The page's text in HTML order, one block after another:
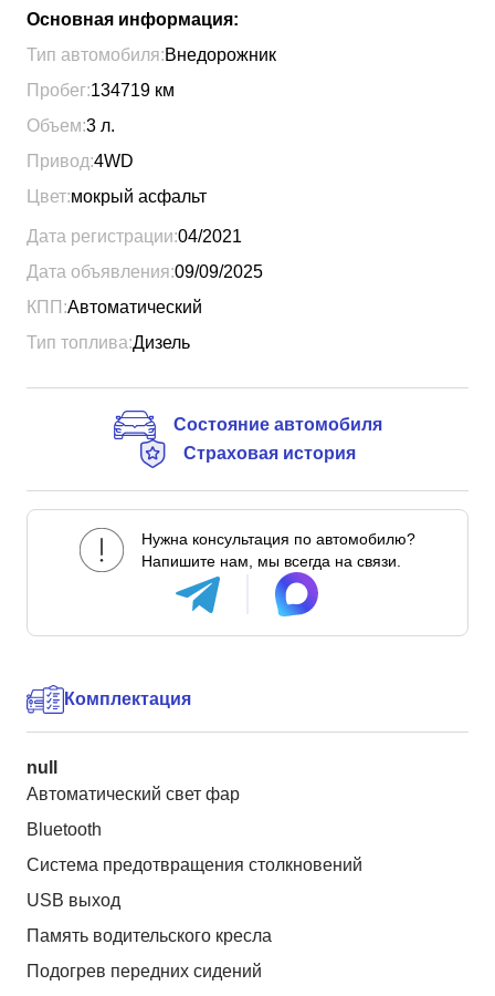
Основная информация:
Тип автомобиля:Внедорожник
Пробег:134719 км
Объем:3 л.
Привод:4WD
Цвет:мокрый асфальт
Дата регистрации:04/2021
Дата объявления:09/09/2025
КПП:Автоматический
Тип топлива:Дизель
Состояние автомобиля
Страховая история
Нужна консультация по автомобилю?
Напишите нам, мы всегда на связи.
Комплектация
null
Автоматический свет фар
Bluetooth
Система предотвращения столкновений
USB выход
Память водительского кресла
Подогрев передних сидений